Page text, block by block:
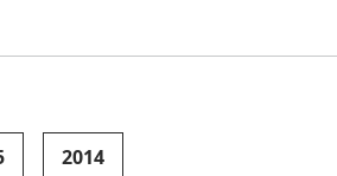
2014